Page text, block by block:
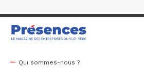
Qui sommes-nous ?